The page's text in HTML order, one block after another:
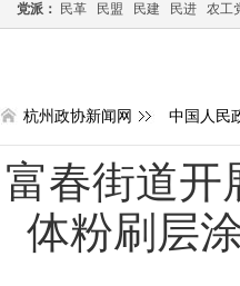
党派： 民革 民盟 民建 民进 农工
杭州政协新闻网 中国人民
富春街道开
体粉刷层